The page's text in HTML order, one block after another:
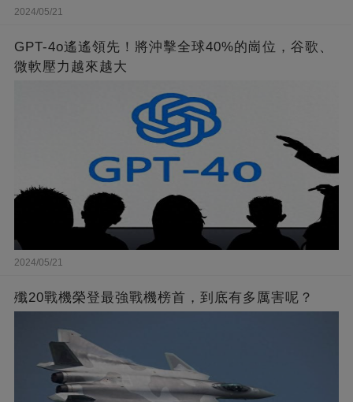
2024/05/21
GPT-4o遙遙領先！將沖擊全球40%的崗位，谷歌、
微軟壓力越來越大
2024/05/21
殲20戰機榮登最強戰機榜首，到底有多厲害呢？